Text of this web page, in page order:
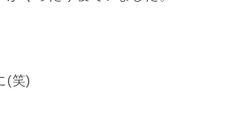
(笑)